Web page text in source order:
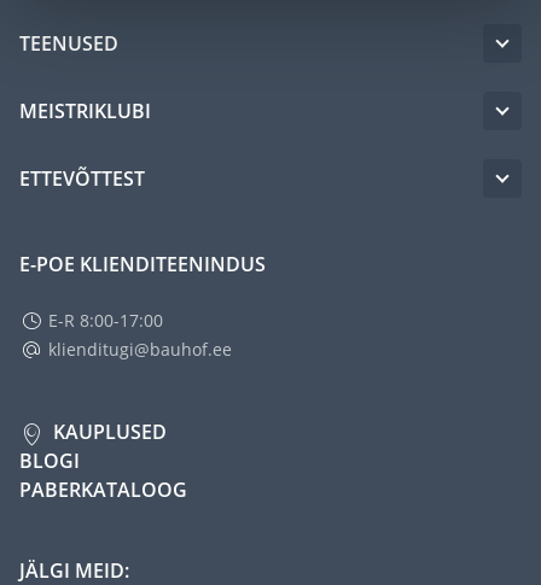
TEENUSED
MEISTRIKLUBI
ETTEVÕTTEST
E-POE KLIENDITEENINDUS
E-R 8:00-17:00
klienditugi@bauhof.ee
KAUPLUSED
BLOGI
PABERKATALOOG
JÄLGI MEID: